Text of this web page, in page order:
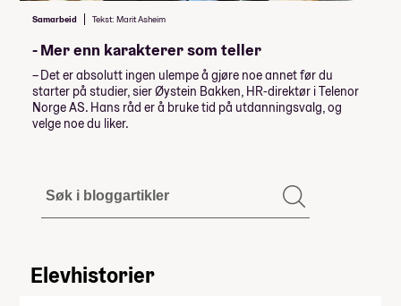
Samarbeid Tekst: Marit Asheim
- Mer enn karakterer som teller
– Det er absolutt ingen ulempe å gjøre noe annet før du
starter på studier, sier Øystein Bakken, HR-direktør i Telenor
Norge AS. Hans råd er å bruke tid på utdanningsvalg, og
velge noe du liker.
Elevhistorier